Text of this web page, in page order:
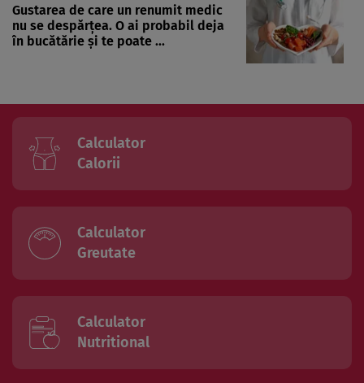
Gustarea de care un renumit medic
nu se despărțea. O ai probabil deja
în bucătărie și te poate ...
Calculator
Calorii
Calculator
Greutate
Calculator
Nutritional